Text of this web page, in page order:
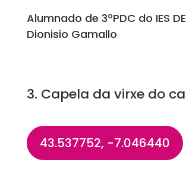
Alumnado de 3ºPDC do IES
Dionisio Gamallo
3. Capela da virxe do
43.537752, -7.046440